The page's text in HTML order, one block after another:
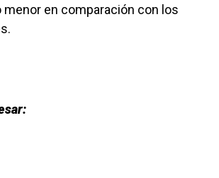
en comparación con los